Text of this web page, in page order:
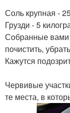
Соль крупная -
Грузди - 5
Собранные вами
почистить,
Кажутся
Червивые
те места, в